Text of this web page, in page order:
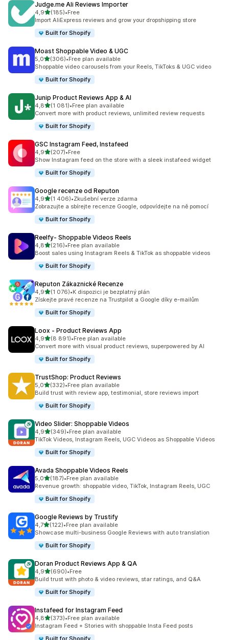
Judge.me Ali Reviews Importer
4,9z 5 hvězd
(185)
Celkový počet recenzí: 185
•Free
Import AliExpress reviews and grow your dropshipping store
Built for Shopify
Moast Shoppable Video & UGC
5,0z 5 hvězd
(306)
Celkový počet recenzí: 306
•Free plan available
Shoppable video carousels from your Reels, TikToks & UGC video
Built for Shopify
Junip Product Reviews App & AI
4,8z 5 hvězd
(1 081)
Celkový počet recenzí: 1081
•Free plan available
Convert more with product reviews, unlimited review requests
Built for Shopify
GSC Instagram Feed, Instafeed
4,9z 5 hvězd
(207)
Celkový počet recenzí: 207
•Free
Show Instagram feed on the store with a sleek instafeed widget
Built for Shopify
Google recenze od Reputon
4,9z 5 hvězd
(1 406)
Celkový počet recenzí: 1406
•Zkušební verze zdarma
Zobrazujte a sbírejte recenze Google, odpovídejte na ně pomocí
Built for Shopify
Reelfy‑ Shoppable Videos Reels
4,8z 5 hvězd
(216)
Celkový počet recenzí: 216
•Free plan available
Boost sales using Instagram Reels & TikTok as shoppable videos
Built for Shopify
Reputon Zákaznické Recenze
4,9z 5 hvězd
(1 076)
Celkový počet recenzí: 1076
•K dispozici je bezplatný plán
Získejte pravé recenze na Trustpilot a Google díky e-mailům
Built for Shopify
Loox ‑ Product Reviews App
4,9z 5 hvězd
(8 891)
Celkový počet recenzí: 8891
•Free plan available
Convert more with visual product reviews, superpowered by AI
Built for Shopify
TrustShop: Product Reviews
5,0z 5 hvězd
(332)
Celkový počet recenzí: 332
•Free plan available
Build trust with review app, testimonial, store reviews import
Built for Shopify
Video Slider: Shoppable Videos
4,9z 5 hvězd
(349)
Celkový počet recenzí: 349
•Free plan available
TikTok Videos, Instagram Reels, UGC Videos as Shoppable Videos
Built for Shopify
Avada Shoppable Videos Reels
5,0z 5 hvězd
(187)
Celkový počet recenzí: 187
•Free plan available
Revenue growth: shoppable video, TikTok, Instagram Reels, UGC
Built for Shopify
Google Reviews by Trustify
4,7z 5 hvězd
(122)
Celkový počet recenzí: 122
•Free plan available
Showcase multi-business Google Reviews with auto translation
Built for Shopify
Doran Product Reviews App & QA
4,9z 5 hvězd
(690)
Celkový počet recenzí: 690
•Free
Build trust with photo & video reviews, star ratings, and Q&A
Built for Shopify
Instafeed for Instagram Feed
4,8z 5 hvězd
(373)
Celkový počet recenzí: 373
•Free plan available
Instagram Feed + Stories with shoppable Insta Feed posts